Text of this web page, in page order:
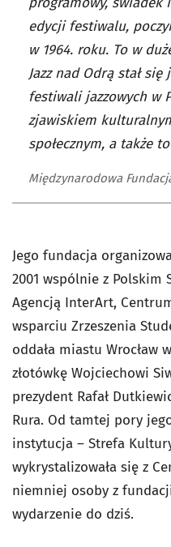
edycji festiwalu,
w 1964. roku. To w
Jazz nad Odrą stał
festiwali jazzowych w
zjawiskiem
społecznym, a także
Międzynarodowa
Jego fundacja
2001 wspólnie z Polskim
Agencją InterArt,
wsparciu Zrzeszenia
oddała miastu Wrocław
złotówkę Wojciechowi
prezydent Rafał
Rura. Od tamtej pory
instytucja – Strefa
wykrystalizowała się z
niemniej osoby z
wydarzenie do dziś.